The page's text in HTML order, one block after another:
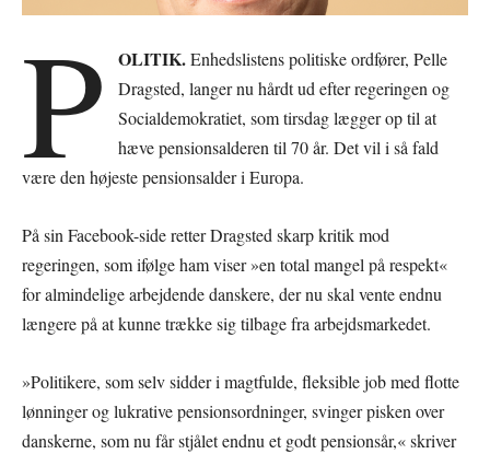
P OLITIK.Enhedslistens politiske ordfører, Pelle
Dragsted, langer nu hårdt ud efter regeringen og
Socialdemokratiet, som tirsdag lægger op til at
hæve pensionsalderen til 70 år. Det vil i så fald
være den højeste pensionsalder i Europa.
På sin Facebook-side retter Dragsted skarp kritik mod
regeringen, som ifølge ham viser »en total mangel på respekt«
for almindelige arbejdende danskere, der nu skal vente endnu
længere på at kunne trække sig tilbage fra arbejdsmarkedet.
»Politikere, som selv sidder i magtfulde, fleksible job med flotte
lønninger og lukrative pensionsordninger, svinger pisken over
danskerne, som nu får stjålet endnu et godt pensionsår,« skriver